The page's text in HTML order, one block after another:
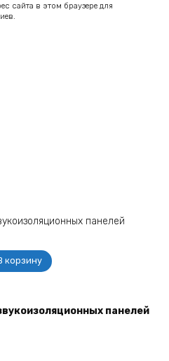
сайта в этом браузере для
корзину
панелей